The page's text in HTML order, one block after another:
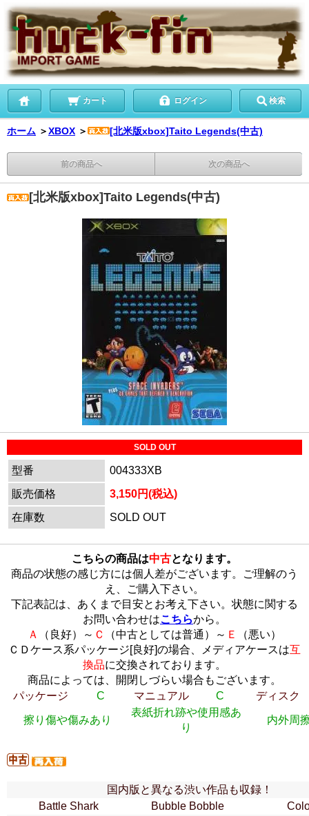
カート ログイン 検索
ホーム ＞XBOX ＞ [北米版xbox]Taito Legends(中古)
前の商品へ 次の商品へ
[北米版xbox]Taito Legends(中古)
SOLD OUT
型番
004333XB
販売価格
3,150円(税込)
在庫数
SOLD OUT
こちらの商品は中古となります。
商品の状態の感じ方には個人差がございます。ご理解のう
え、ご購入下さい。
下記表記は、あくまで目安とお考え下さい。状態に関する
お問い合わせはこちらから。
Ａ
（良好）～ Ｃ （中古としては普通）～ Ｅ
（悪い）
ＣＤケース系パッケージ[良好]の場合、メディアケースは互
換品に交換されております。
商品によっては、開閉しづらい場合もございます。
パッケージ
C マニュアル C ディスク
擦り傷や傷みあり
表紙折れ跡や使用感あ
り
内外周
国内版と異なる渋い作品も収録！
Battle Shark
Bubble Bobble